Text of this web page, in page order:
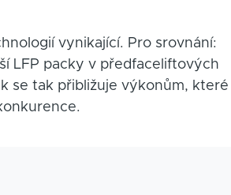
vynikající. Pro srovnání:
LFP packy v předfaceliftových
se tak přibližuje výkonům, které